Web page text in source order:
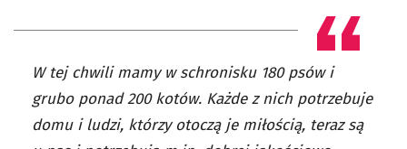
W tej chwili mamy w schronisku 180 psów i
grubo ponad 200 kotów. Każde z nich potrzebuje
domu i ludzi, którzy otoczą je miłością, teraz są